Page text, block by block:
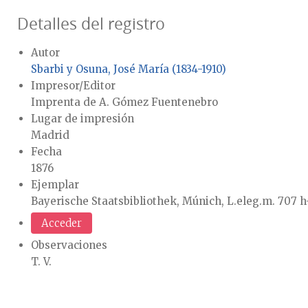
Detalles del registro
Autor
Sbarbi y Osuna, José María (1834-1910)
Impresor/Editor
Imprenta de A. Gómez Fuentenebro
Lugar de impresión
Madrid
Fecha
1876
Ejemplar
Bayerische Staatsbibliothek, Múnich, L.eleg.m. 707
Acceder
Observaciones
T. V.